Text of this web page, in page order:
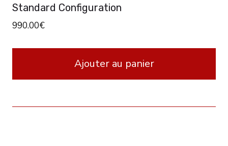
Standard Configuration
990.00€
Ajouter au panier